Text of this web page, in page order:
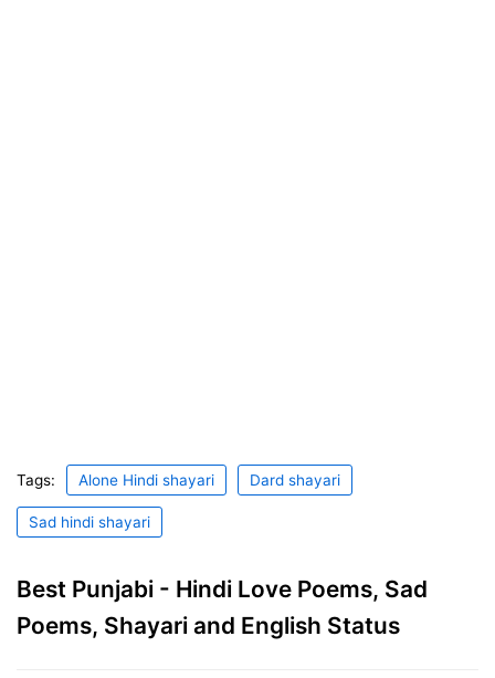
Tags: Alone Hindi shayari Dard shayari
Sad hindi shayari
Best Punjabi - Hindi Love Poems, Sad
Poems, Shayari and English Status